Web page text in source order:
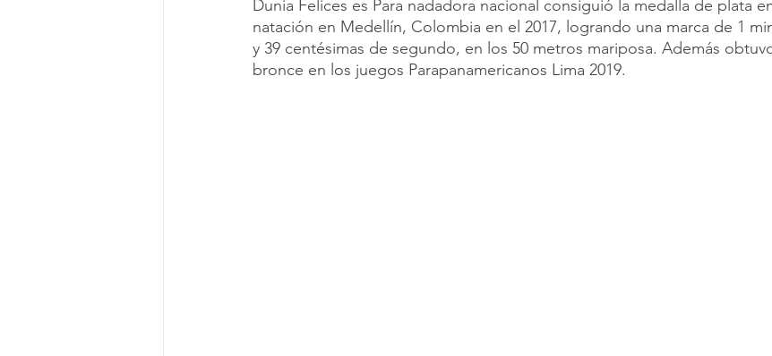
Dunia Felices es Para nadadora nacional consiguió la medalla de plata
natación en Medellín, Colombia en el 2017, logrando una marca de 1
y 39 centésimas de segundo, en los 50 metros mariposa. Además
bronce en los juegos Parapanamericanos Lima 2019.